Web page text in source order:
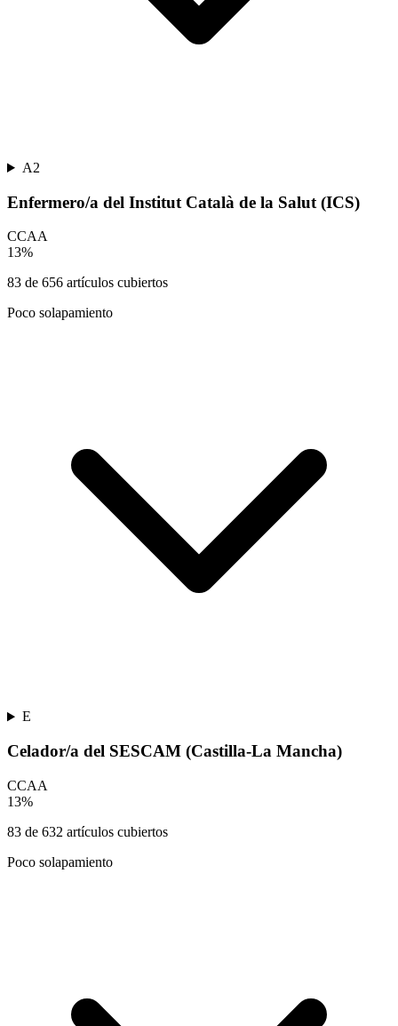
A2
Enfermero/a del Institut Català de la Salut (ICS)
CCAA
13%
83 de 656 artículos cubiertos
Poco solapamiento
E
Celador/a del SESCAM (Castilla-La Mancha)
CCAA
13%
83 de 632 artículos cubiertos
Poco solapamiento